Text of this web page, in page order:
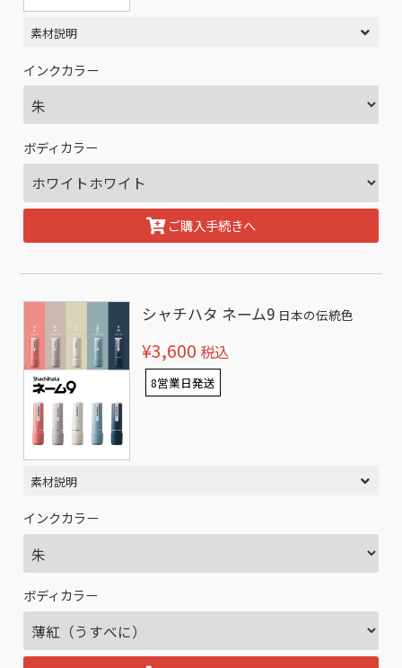
素材説明
インクカラー
ボディカラー
ご購入手続きへ
シャチハタ ネーム9 日本の伝統色
¥3,600 税込
8営業日発送
素材説明
インクカラー
ボディカラー